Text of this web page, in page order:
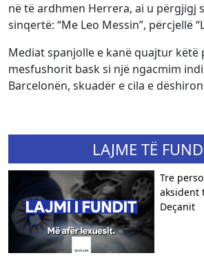
në të ardhmen Herrera, ai u përgjigj
sinqertë: “Me Leo Messin”, përcjellë
Mediat spanjolle e kanë quajtur këtë
mesfushorit bask si një ngacmim
Barcelonën, skuadër e cila e
LAJME TË
Tre
aksident
Deçanit